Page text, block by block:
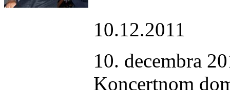
10.12.2011
10. decembra
Koncertnom